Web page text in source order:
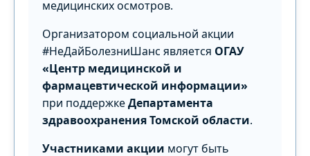
медицинских осмотров.
Организатором социальной акции
#НеДайБолезниШанс является ОГАУ
«Центр медицинской и
фармацевтической информации»
при поддержкеДепартамента
здравоохранения Томской области.
Участниками акции могут быть